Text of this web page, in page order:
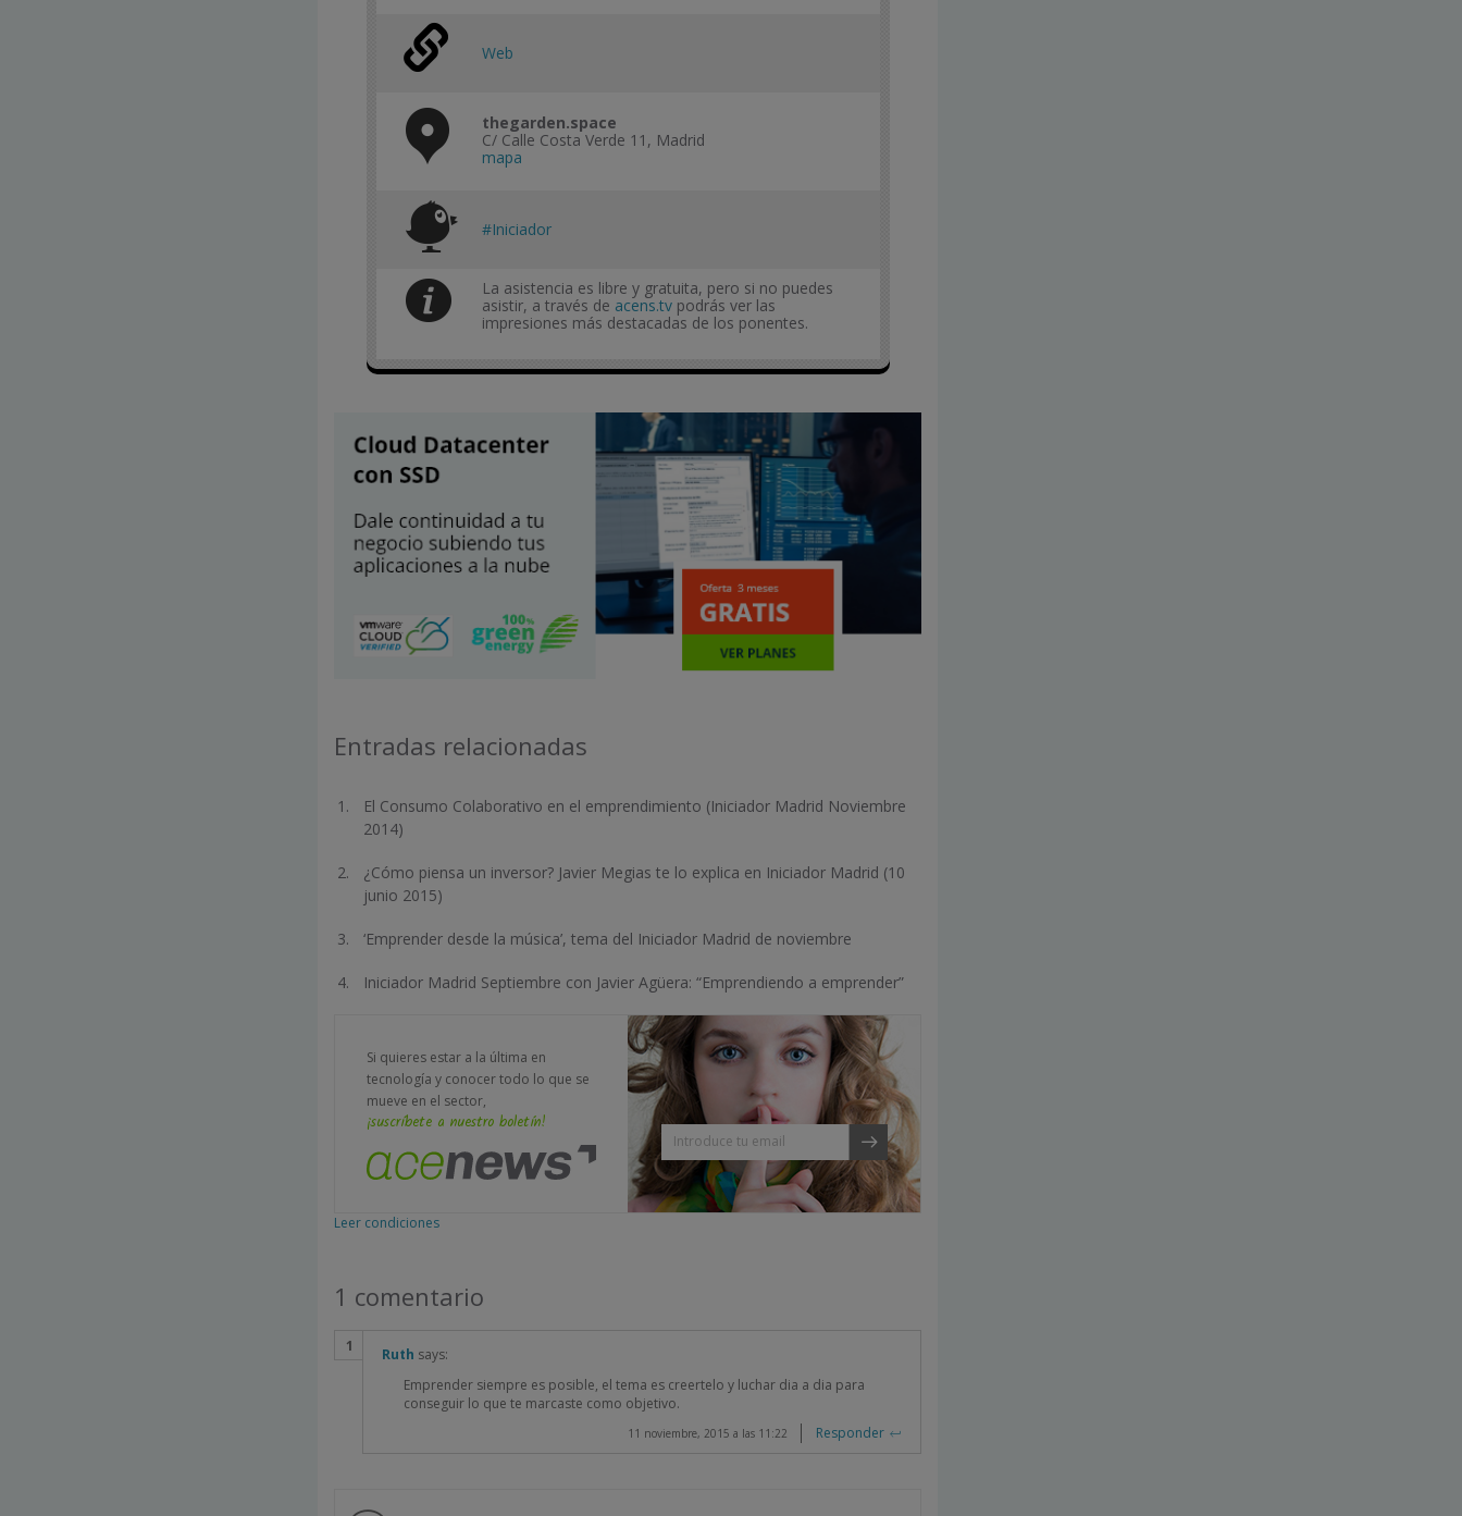
Web
thegarden.space
C/ Calle Costa Verde 11, Madrid
mapa
#Iniciador
La asistencia es libre y gratuita, pero si no puedes
asistir, a través de acens.tv podrás ver las
impresiones más destacadas de los ponentes.
Entradas relacionadas
El Consumo Colaborativo en el emprendimiento (Iniciador Madrid Noviembre
2014)
¿Cómo piensa un inversor? Javier Megias te lo explica en Iniciador Madrid (10
junio 2015)
‘Emprender desde la música’, tema del Iniciador Madrid de noviembre
Iniciador Madrid Septiembre con Javier Agüera: “Emprendiendo a emprender”
Si quieres estar a la última en
tecnología y conocer todo lo que se
mueve en el sector,
¡suscríbete a nuestro boletín!
Leer condiciones
1 comentario
Ruth says:
11 noviembre, 2015 a las 11:22
Emprender siempre es posible, el tema es creertelo y luchar dia a dia para
conseguir lo que te marcaste como objetivo.
Responder